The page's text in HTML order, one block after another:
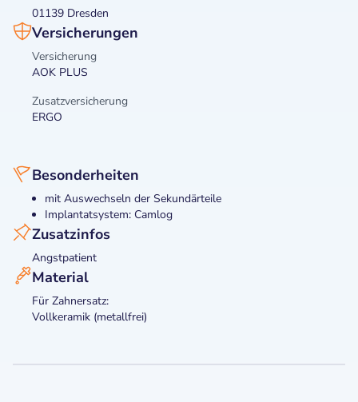
01139 Dresden
Versicherungen
Versicherung
AOK PLUS
Zusatzversicherung
ERGO
Besonderheiten
mit Auswechseln der Sekundärteile
Implantatsystem: Camlog
Zusatzinfos
Angstpatient
Material
Für Zahnersatz:
Vollkeramik (metallfrei)